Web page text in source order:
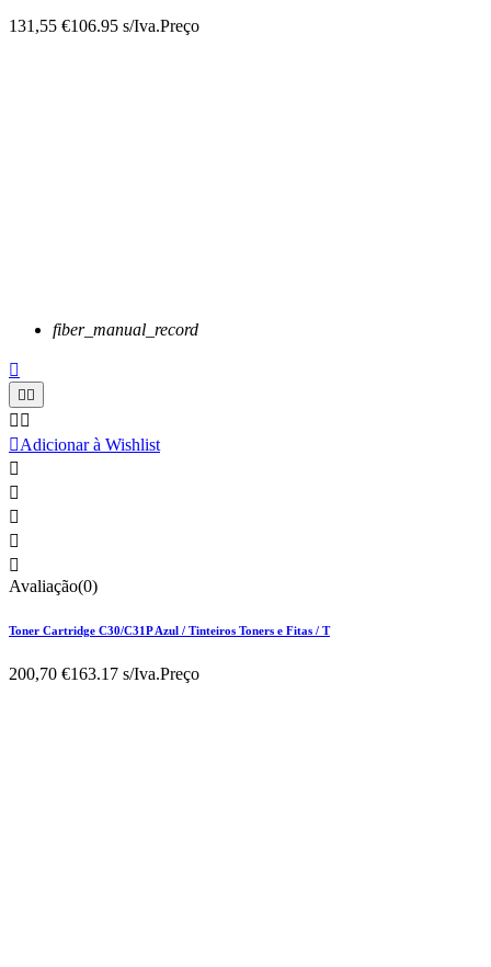
131,55 €106.95 s/Iva.Preço
fiber_manual_record

 
 
Adicionar à Wishlist





Avaliação(0)
Toner Cartridge C30/C31P Azul / Tinteiros Toners e Fitas / T
200,70 €163.17 s/Iva.Preço